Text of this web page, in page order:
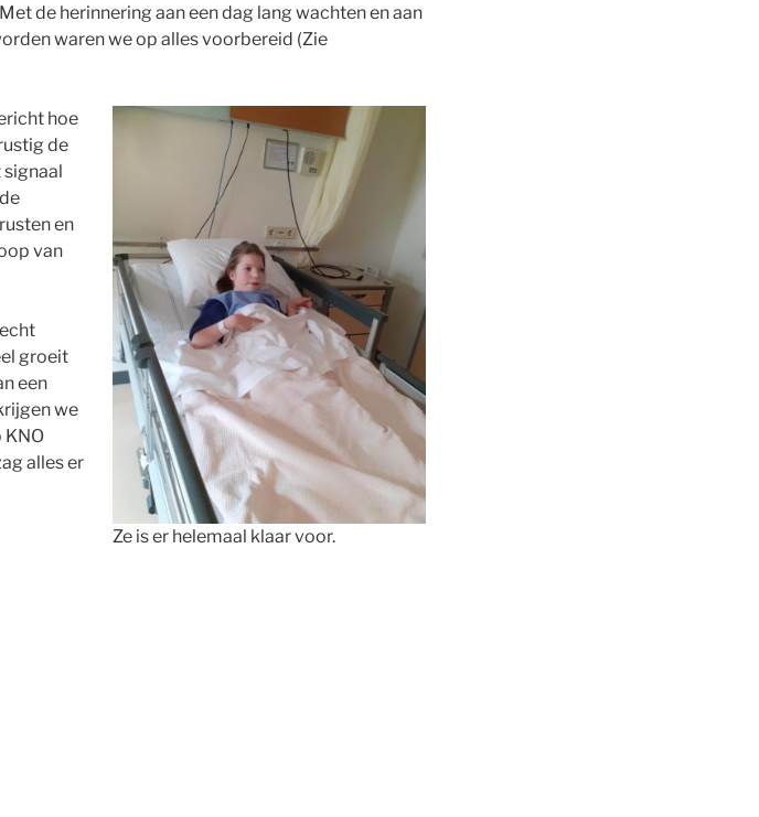
de herinnering aan een dag lang wachten en aan
waren we op alles voorbereid (Zie
Ze is er helemaal klaar voor.
hoe
de
signaal
en
van
groeit
een
we
KNO
alles er